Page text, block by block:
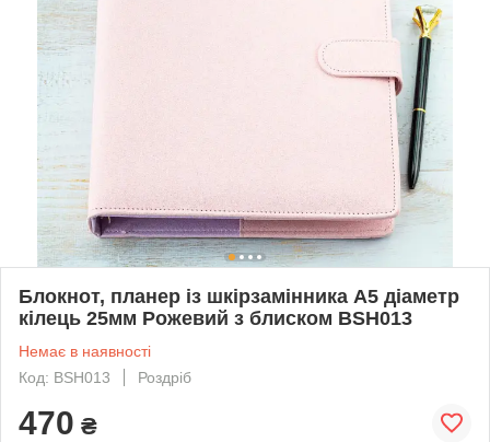
Блокнот, планер із шкірзамінника А5 діаметр
кілець 25мм Рожевий з блиском BSH013
Немає в наявності
Код: BSH013
Роздріб
470 ₴